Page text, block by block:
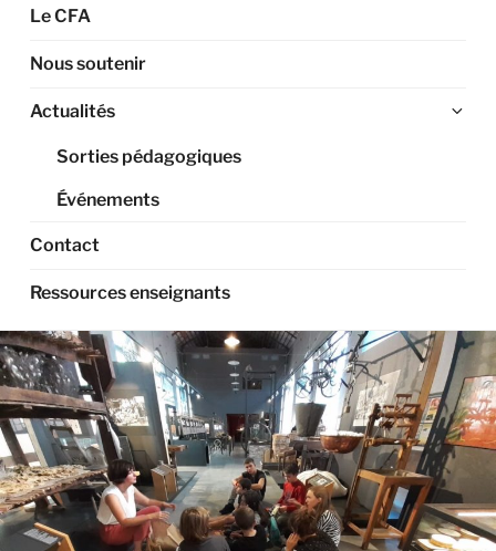
Le CFA
Nous soutenir
Actualités
Sorties pédagogiques
Événements
Contact
Ressources enseignants